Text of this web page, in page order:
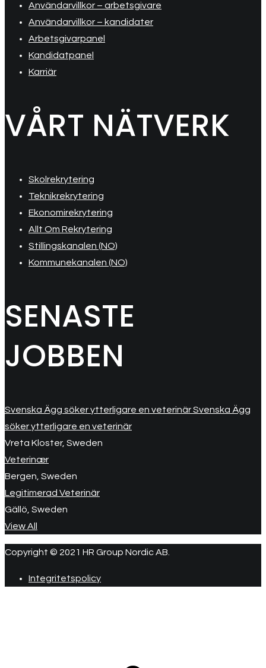
Användarvillkor – arbetsgivare
Användarvillkor – kandidater
Arbetsgivarpanel
Kandidatpanel
Karriär
VÅRT NÄTVERK
Skolrekrytering
Teknikrekrytering
Ekonomirekrytering
Allt Om Rekrytering
Stillingskanalen (NO)
Kommunekanalen (NO)
SENASTE
JOBBEN
Svenska Ägg söker ytterligare en veterinär Svenska Ägg
söker ytterligare en veterinär
Vreta Kloster, Sweden
Veterinær
Bergen, Sweden
Legitimerad Veterinär
Gällö, Sweden
View All
Copyright © 2021 HR Group Nordic AB.
Integritetspolicy